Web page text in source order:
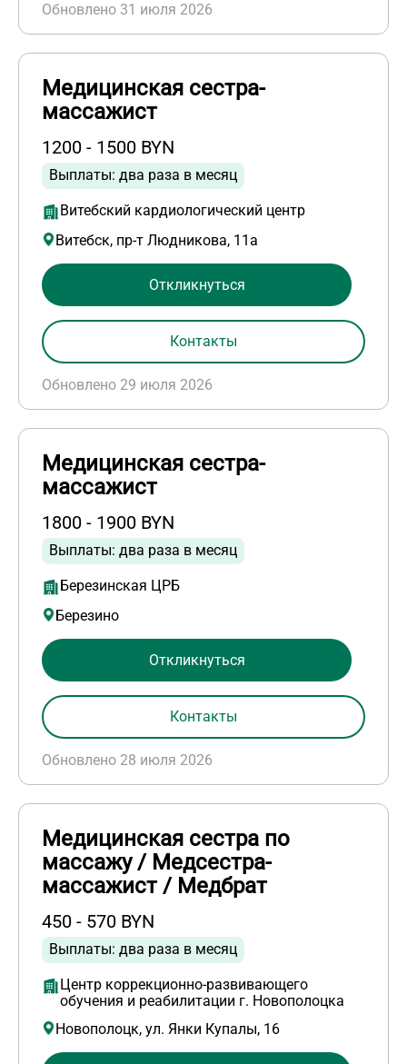
Обновлено 31 июля 2026
Медицинская сестра-
массажист
1200 - 1500 BYN
Выплаты: два раза в месяц
Витебский кардиологический центр
Витебск, пр-т Людникова, 11а
Обновлено 29 июля 2026
Откликнуться
Контакты
Медицинская сестра-
массажист
1800 - 1900 BYN
Выплаты: два раза в месяц
Березинская ЦРБ
Березино
Обновлено 28 июля 2026
Откликнуться
Контакты
Медицинская сестра по
массажу / Медсестра-
массажист / Медбрат
450 - 570 BYN
Выплаты: два раза в месяц
Центр коррекционно-развивающего
обучения и реабилитации г. Новополоцка
Новополоцк, ул. Янки Купалы, 16